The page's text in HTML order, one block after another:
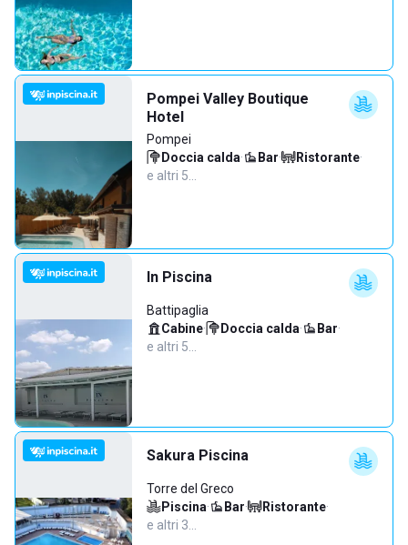
Pompei Valley Boutique
Hotel
Pompei
Doccia calda· Bar· Ristorante·
e altri 5…
In Piscina
Battipaglia
Cabine· Doccia calda· Bar·
e altri 5…
Sakura Piscina
Torre del Greco
Piscina· Bar· Ristorante·
e altri 3…